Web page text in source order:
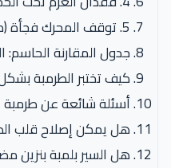
5. توقف المحرك فجأة (مع السخونة)
جدول المقارنة الحاسم:
كيف تختبر الطرمبة
أسئلة شائعة عن طرمبة
هل يمكن إصلاح قلب
هل السير بلمبة بنزين